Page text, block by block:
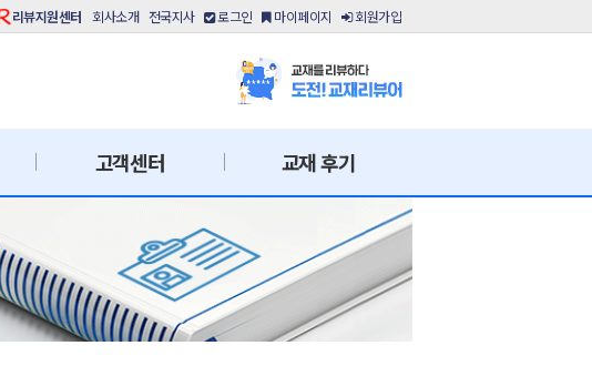
리뷰지원센터 회사소개 전국지사 로그인 마이페이지 회원가입
고객센터 교재 후기